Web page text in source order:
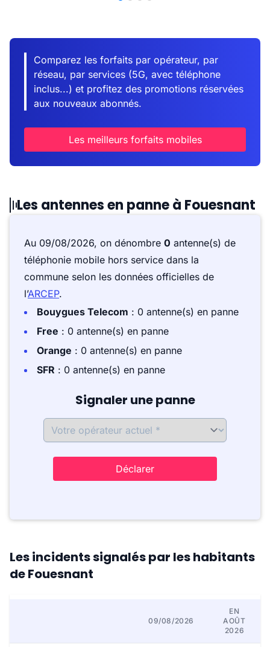
Comparez les forfaits par opérateur, par
réseau, par services (5G, avec téléphone
inclus...) et profitez des promotions réservées
aux nouveaux abonnés.
Les meilleurs forfaits mobiles
Les antennes en panne à Fouesnant
Au 09/08/2026, on dénombre 0 antenne(s) de
téléphonie mobile hors service dans la
commune selon les données officielles de
l’ARCEP.
Bouygues Telecom : 0 antenne(s) en panne
Free : 0 antenne(s) en panne
Orange : 0 antenne(s) en panne
SFR : 0 antenne(s) en panne
Signaler une panne
Déclarer
Les incidents signalés par les habitants
de Fouesnant
09/08/2026
EN
AOÛT
2026